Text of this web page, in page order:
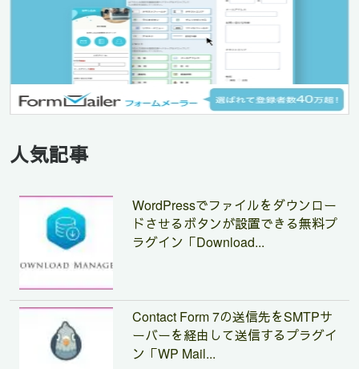
人気記事
WordPressでファイルをダウンロー
ドさせるボタンが設置できる無料プ
ラグイン「Download...
Contact Form 7の送信先をSMTPサ
ーバーを経由して送信するプラグイ
ン「WP Mail...